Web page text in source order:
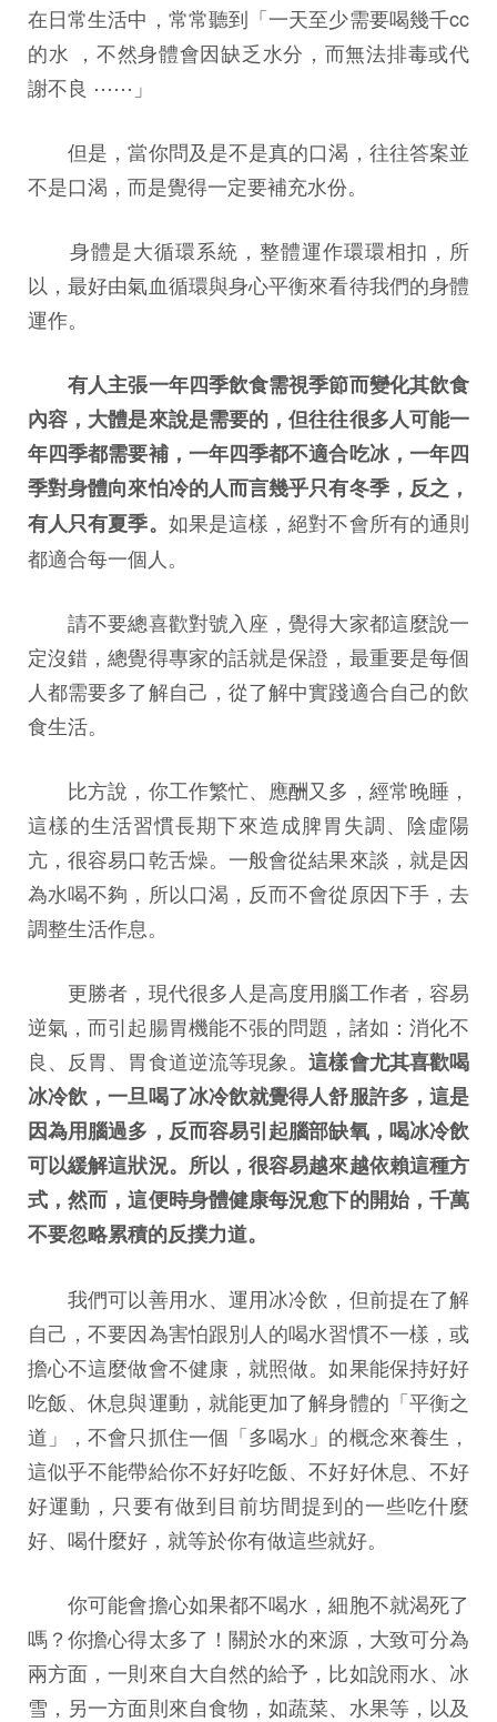
在日常生活中，常常聽到「一天至少需要喝幾千cc
的水 ，不然身體會因缺乏水分，而無法排毒或代
謝不良 ⋯⋯」
但是，當你問及是不是真的口渴，往往答案並
不是口渴，而是覺得一定要補充水份。
身體是大循環系統，整體運作環環相扣，所
以，最好由氣血循環與身心平衡來看待我們的身體
運作。
有人主張一年四季飲食需視季節而變化其飲食
內容，大體是來說是需要的，但往往很多人可能一
年四季都需要補，一年四季都不適合吃冰，一年四
季對身體向來怕冷的人而言幾乎只有冬季，反之，
有人只有夏季。 如果是這樣，絕對不會所有的通則
都適合每一個人。
請不要總喜歡對號入座，覺得大家都這麼說一
定沒錯，總覺得專家的話就是保證，最重要是每個
人都需要多了解自己，從了解中實踐適合自己的飲
食生活。
比方說，你工作繁忙、應酬又多，經常晚睡，
這樣的生活習慣長期下來造成脾胃失調、陰虛陽
亢，很容易口乾舌燥。一般會從結果來談，就是因
為水喝不夠，所以口渴，反而不會從原因下手，去
調整生活作息。
更勝者，現代很多人是高度用腦工作者，容易
逆氣，而引起腸胃機能不張的問題，諸如：消化不
良、反胃、胃食道逆流等現象。這樣會尤其喜歡喝
冰冷飲，一旦喝了冰冷飲就覺得人舒服許多，這是
因為用腦過多，反而容易引起腦部缺氧，喝冰冷飲
可以緩解這狀況。所以，很容易越來越依賴這種方
式，然而，這便時身體健康每況愈下的開始，千萬
不要忽略累積的反撲力道。
我們可以善用水、運用冰冷飲，但前提在了解
自己，不要因為害怕跟別人的喝水習慣不一樣，或
擔心不這麼做會不健康，就照做。如果能保持好好
吃飯、休息與運動，就能更加了解身體的「平衡之
道」，不會只抓住一個「多喝水」的概念來養生，
這似乎不能帶給你不好好吃飯、不好好休息、不好
好運動，只要有做到目前坊間提到的一些吃什麼
好、喝什麼好，就等於你有做這些就好。
你可能會擔心如果都不喝水，細胞不就渴死了
嗎？你擔心得太多了！關於水的來源，大致可分為
兩方面，一則來自大自然的給予，比如說雨水、冰
雪，另一方面則來自食物，如蔬菜、水果等，以及